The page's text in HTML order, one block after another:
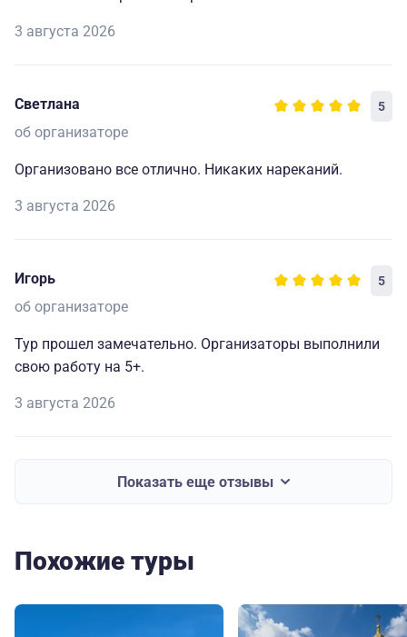
3 августа 2026
Светлана 5
об организаторе
Организовано все отлично. Никаких нареканий.
3 августа 2026
Игорь 5
об организаторе
Тур прошел замечательно. Организаторы выполнили
свою работу на 5+.
3 августа 2026
Показать еще отзывы
Похожие туры